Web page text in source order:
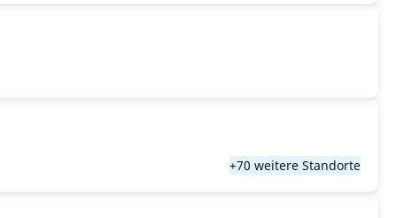
+70 weitere Standorte